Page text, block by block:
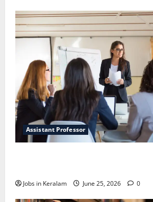
Assistant Professor
Jobs in Keralam June 25, 2026 0